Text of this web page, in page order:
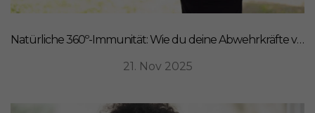
Natürliche 360º-Immunität: Wie du deine Abwehrkräfte von innen stärkst
21. Nov 2025